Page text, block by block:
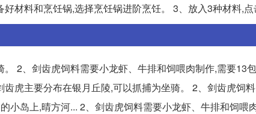
材料和烹饪锅,选择烹饪锅进阶烹饪。 3、放入3种材料,点
2、剑齿虎饲料需要小龙虾、牛排和饲喂肉制作,需要13
虎主要分布在银月丘陵,可以抓捕为坐骑。 2、剑齿虎饲
小岛上,晴方河... 2、剑齿虎饲料需要小龙虾、牛排和饲喂